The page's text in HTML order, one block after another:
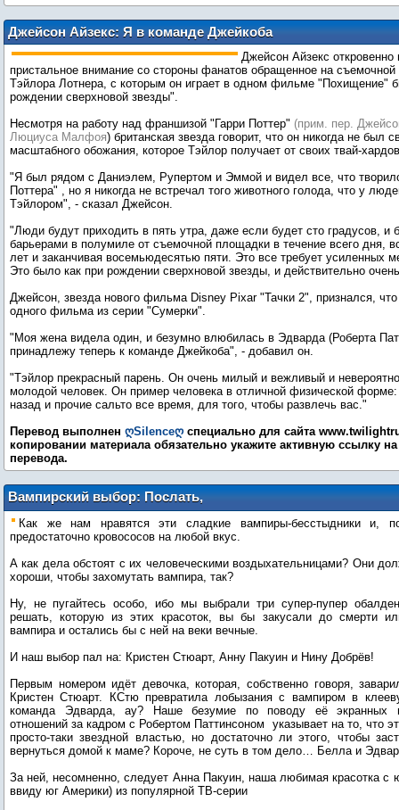
Джейсон Айзекс: Я в команде Джейкоба
Джейсон Айзекс откровенно
пристальное внимание со стороны фанатов обращенное на
Тэйлора Лотнера, с которым он играет в одном фильме "Похищение"
рождении сверхновой звезды".
Несмотря на работу над франшизой "Гарри Поттер" (прим. пер.
Люциуса Малфоя) британская звезда говорит, что он никогда не был
масштабного обожания, которое Тэйлор получает от своих твай-
"Я был рядом с Даниэлем, Рупертом и Эммой и видел все, что
Поттера" , но я никогда не встречал того животного голода, что у
Тэйлором", - сказал Джейсон.
"Люди будут приходить в пять утра, даже если будет сто градусов, и
барьерами в полумиле от съемочной площадки в течение всего дня,
лет и заканчивая восемьюдесятью пяти. Это все требует усиленных
Это было как при рождении сверхновой звезды, и действительно
Джейсон, звезда нового фильма Disney Pixar "Тачки 2", признался,
одного фильма из серии "Сумерки".
"Моя жена видела один, и безумно влюбилась в Эдварда (Роберта
принадлежу теперь к команде Джейкоба", - добавил он.
"Тэйлор прекрасный парень. Он очень милый и вежливый и
молодой человек. Он пример человека в отличной физической форме:
назад и прочие сальто все время, для того, чтобы развлечь вас."
Перевод выполнен ღSilenceღ специально для сайта
копировании материала обязательно укажите активную ссылку на
перевода.
Вампирский выбор: Послать,
познакомиться или жениться?..
Как же нам нравятся эти сладкие вампиры-бесстыдники и,
предостаточно кровососов на любой вкус.
А как дела обстоят с их человеческими воздыхательницами? Они
хороши, чтобы захомутать вампира, так?
Ну, не пугайтесь особо, ибо мы выбрали три супер-пупер
решать, которую из этих красоток, вы бы закусали до смерти
вампира и остались бы с ней на веки вечные.
И наш выбор пал на: Кристен Стюарт, Анну Пакуин и Нину Добрёв!
Первым номером идёт девочка, которая, собственно говоря,
Кристен Стюарт. КСтю превратила лобызания с вампиром в
команда Эдварда, ау? Наше безумие по поводу её экранных
отношений за кадром с Робертом Паттинсоном указывает на то, что
просто-таки звездной властью, но достаточно ли этого, чтобы
вернуться домой к маме? Короче, не суть в том дело… Белла и
За ней, несомненно, следует Анна Пакуин, наша любимая красотка с